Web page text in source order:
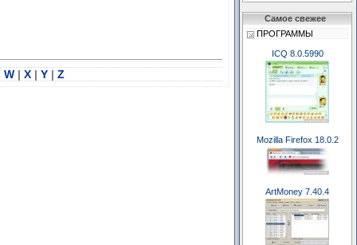
W | X | Y | Z
Самое свежее
ПРОГРАММЫ
ICQ 8.0.5990
Mozilla Firefox 18.0.2
ArtMoney 7.40.4